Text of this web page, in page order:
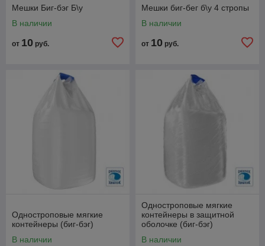
Мешки Биг-бэг Б\у
В наличии
от 10 руб.
Мешки биг-бег б\у 4 стропы
В наличии
от 10 руб.
Одностроповые мягкие
контейнеры (биг-бэг)
В наличии
Одностроповые мягкие
контейнеры в защитной
оболочке (биг-бэг)
В наличии